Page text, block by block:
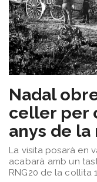
​Nadal
celler per
anys de la
La visita posarà en
acabarà amb un
RNG20 de la collita